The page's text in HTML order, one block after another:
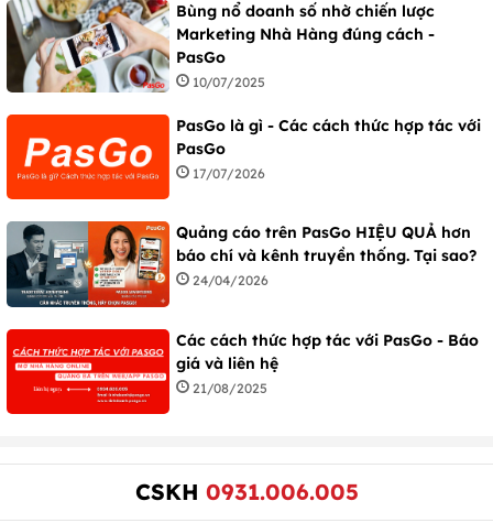
Bùng nổ doanh số nhờ chiến lược
Marketing Nhà Hàng đúng cách -
PasGo
10/07/2025
PasGo là gì - Các cách thức hợp tác với
PasGo
17/07/2026
Quảng cáo trên PasGo HIỆU QUẢ hơn
báo chí và kênh truyền thống. Tại sao?
24/04/2026
Các cách thức hợp tác với PasGo - Báo
giá và liên hệ
21/08/2025
CSKH 0931.006.005